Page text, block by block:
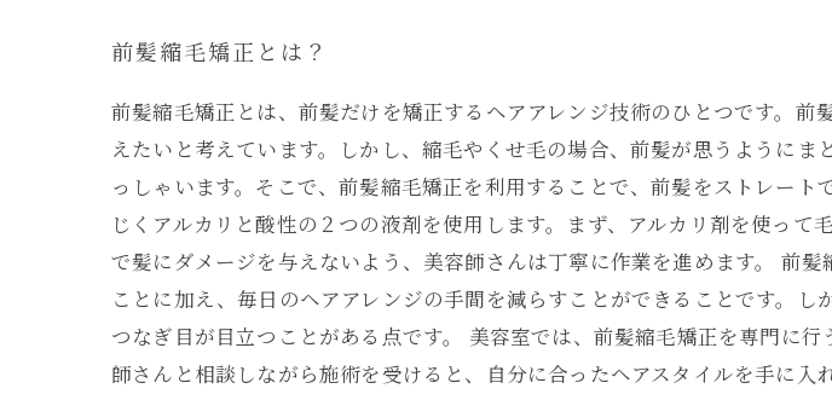
前髪縮毛矯正とは？
前髪縮毛矯正とは、前髪だけを矯正するヘアアレンジ技術のひとつです。
えたいと考えています。しかし、縮毛やくせ毛の場合、前髪が思うように
っしゃいます。そこで、前髪縮毛矯正を利用することで、前髪をストレー
じくアルカリと酸性の２つの液剤を使用します。まず、アルカリ剤を使っ
で髪にダメージを与えないよう、美容師さんは丁寧に作業を進めます。 前
ことに加え、毎日のヘアアレンジの手間を減らすことができることです。
つなぎ目が目立つことがある点です。 美容室では、前髪縮毛矯正を専門に
師さんと相談しながら施術を受けると、自分に合ったヘアスタイルを手に入